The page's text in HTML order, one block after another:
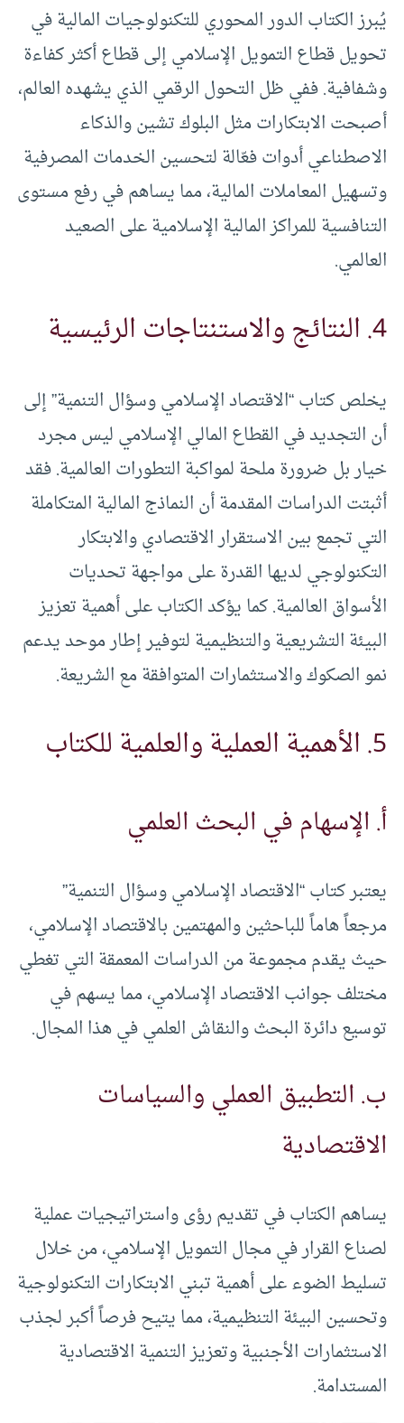
يُبرز الكتاب الدور المحوري للتكنولوجيات المالية في
تحويل قطاع التمويل الإسلامي إلى قطاع أكثر كفاءة
وشفافية. ففي ظل التحول الرقمي الذي يشهده العالم،
أصبحت الابتكارات مثل البلوك تشين والذكاء
الاصطناعي أدوات فعّالة لتحسين الخدمات المصرفية
وتسهيل المعاملات المالية، مما يساهم في رفع مستوى
التنافسية للمراكز المالية الإسلامية على الصعيد
العالمي.
4. النتائج والاستنتاجات الرئيسية
يخلص كتاب “الاقتصاد الإسلامي وسؤال التنمية” إلى
أن التجديد في القطاع المالي الإسلامي ليس مجرد
خيار بل ضرورة ملحة لمواكبة التطورات العالمية. فقد
أثبتت الدراسات المقدمة أن النماذج المالية المتكاملة
التي تجمع بين الاستقرار الاقتصادي والابتكار
التكنولوجي لديها القدرة على مواجهة تحديات
الأسواق العالمية. كما يؤكد الكتاب على أهمية تعزيز
البيئة التشريعية والتنظيمية لتوفير إطار موحد يدعم
نمو الصكوك والاستثمارات المتوافقة مع الشريعة.
5. الأهمية العملية والعلمية للكتاب
أ. الإسهام في البحث العلمي
يعتبر كتاب “الاقتصاد الإسلامي وسؤال التنمية”
مرجعاً هاماً للباحثين والمهتمين بالاقتصاد الإسلامي،
حيث يقدم مجموعة من الدراسات المعمقة التي تغطي
مختلف جوانب الاقتصاد الإسلامي، مما يسهم في
توسيع دائرة البحث والنقاش العلمي في هذا المجال.
ب. التطبيق العملي والسياسات
الاقتصادية
يساهم الكتاب في تقديم رؤى واستراتيجيات عملية
لصناع القرار في مجال التمويل الإسلامي، من خلال
تسليط الضوء على أهمية تبني الابتكارات التكنولوجية
وتحسين البيئة التنظيمية، مما يتيح فرصاً أكبر لجذب
الاستثمارات الأجنبية وتعزيز التنمية الاقتصادية
المستدامة.